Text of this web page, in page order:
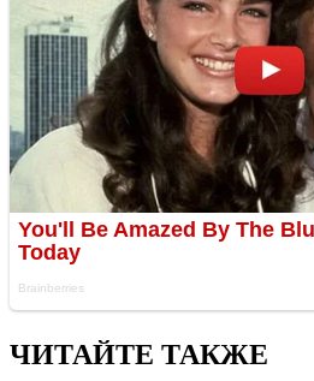
ЧИТАЙТЕ ТАКЖЕ